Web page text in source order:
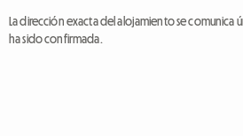
La dirección exacta del alojamiento se comunica
ha sido confirmada.